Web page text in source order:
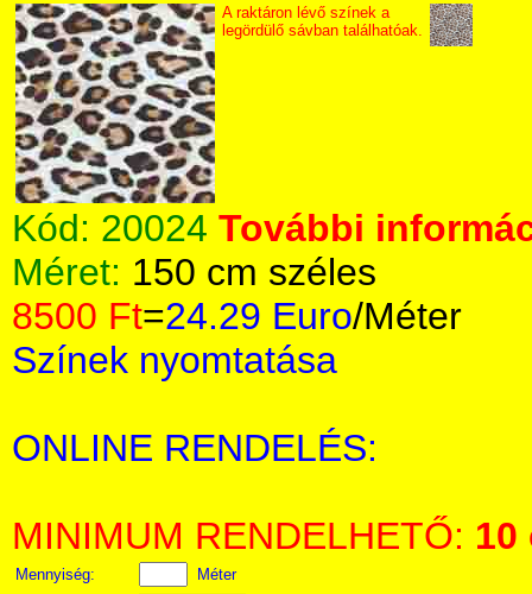
A raktáron lévő színek a
legördülő sávban találhatóak.
Kód: 20024 További
Méret: 150 cm széles
8500 Ft=24.29 Euro/Méter
Színek nyomtatása
ONLINE RENDELÉS:
MINIMUM RENDELHETŐ: 10
Mennyiség:
Méter